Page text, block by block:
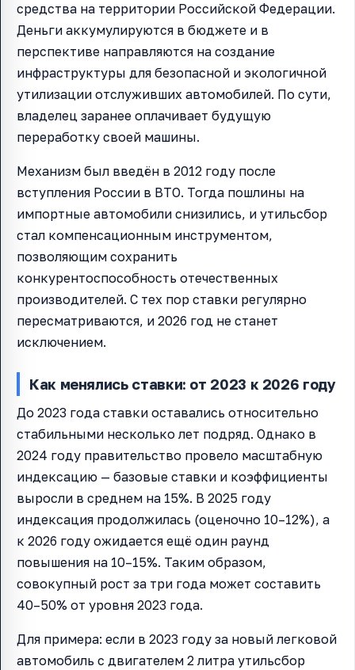
средства на территории Российской Федерации.
Деньги аккумулируются в бюджете и в
перспективе направляются на создание
инфраструктуры для безопасной и экологичной
утилизации отслуживших автомобилей. По сути,
владелец заранее оплачивает будущую
переработку своей машины.
Механизм был введён в 2012 году после
вступления России в ВТО. Тогда пошлины на
импортные автомобили снизились, и утильсбор
стал компенсационным инструментом,
позволяющим сохранить
конкурентоспособность отечественных
производителей. С тех пор ставки регулярно
пересматриваются, и 2026 год не станет
исключением.
Как менялись ставки: от 2023 к 2026 году
До 2023 года ставки оставались относительно
стабильными несколько лет подряд. Однако в
2024 году правительство провело масштабную
индексацию — базовые ставки и коэффициенты
выросли в среднем на 15%. В 2025 году
индексация продолжилась (оценочно 10–12%), а
к 2026 году ожидается ещё один раунд
повышения на 10–15%. Таким образом,
совокупный рост за три года может составить
40–50% от уровня 2023 года.
Для примера: если в 2023 году за новый легковой
автомобиль с двигателем 2 литра утильсбор